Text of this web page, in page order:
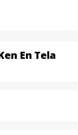
En Tela